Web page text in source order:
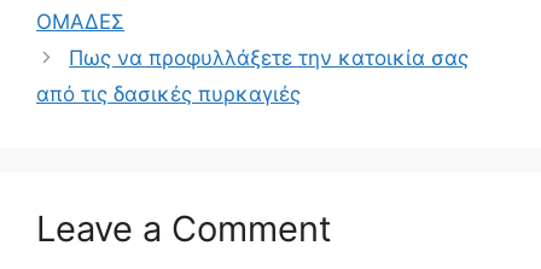
ΟΜΑΔΕΣ
Πως να προφυλλάξετε την κατοικία σας
από τις δασικές πυρκαγιές
Leave a Comment